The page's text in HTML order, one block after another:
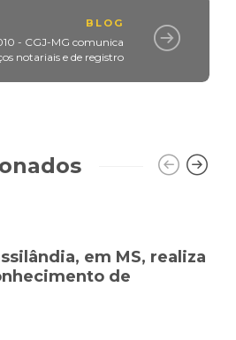
BLOG
- CGJ-MG comunica
notariais e de registro
em MS, realiza
de